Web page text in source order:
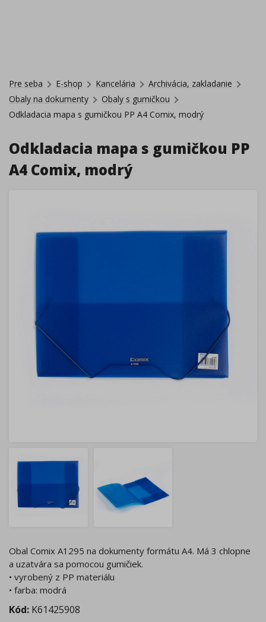
Pre seba E-shop Kancelária
Archivácia, zakladanie
Obaly na dokumenty
Obaly s gumičkou
Odkladacia mapa s gumičkou PP A4 Comix, modrý
Odkladacia mapa s gumičkou PP
A4 Comix, modrý
Obal Comix A1295 na dokumenty formátu A4. Má 3 chlopne
a uzatvára sa pomocou gumičiek.
• vyrobený z PP materiálu
• farba: modrá
Kód: K61425908